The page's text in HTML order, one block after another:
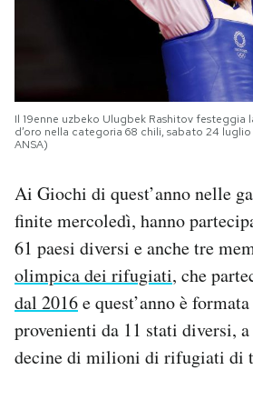
Il 19enne uzbeko Ulugbek Rashitov
d’oro nella categoria 68 chili, sabato 24
ANSA)
Ai Giochi di quest’anno nelle
finite mercoledì, hanno
61 paesi diversi e anche tre
olimpica dei rifugiati, che
dal 2016e quest’anno è
provenienti da 11 stati diversi,
decine di milioni di rifugiati di